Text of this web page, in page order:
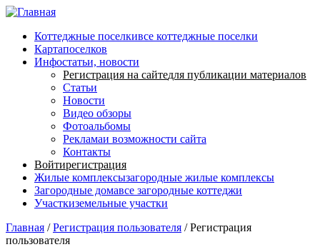
Перейти к основному содержанию
Коттеджные поселкивсе коттеджные поселки
Картапоселков
Инфостатьи, новости
Регистрация на сайтедля публикации материалов
Статьи
Новости
Видео обзоры
Фотоальбомы
Рекламаи возможности сайта
Контакты
Войтирегистрация
Жилые комплексызагородные жилые комплексы
Загородные домавсе загородные коттеджи
Участкиземельные участки
Главная / Регистрация пользователя /Регистрация
пользователя